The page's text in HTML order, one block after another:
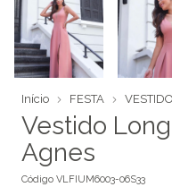
Início FESTA VESTIDO
Vestido
Agnes
Código VLFIUM6003-06S33